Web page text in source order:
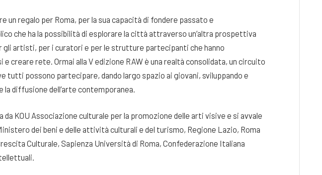
un regalo per Roma, per la sua capacità di fondere passato e
che ha la possibilità di esplorare la città attraverso un’altra prospettiva
artisti, per i curatori e per le strutture partecipanti che hanno
e creare rete. Ormai alla V edizione RAW è una realtà consolidata, un circuito
tutti possono partecipare, dando largo spazio ai giovani, sviluppando e
la diffusione dell’arte contemporanea.
da KOU Associazione culturale per la promozione delle arti visive e si avvale
dei beni e delle attività culturali e del turismo, Regione Lazio, Roma
Culturale, Sapienza Università di Roma, Confederazione Italiana